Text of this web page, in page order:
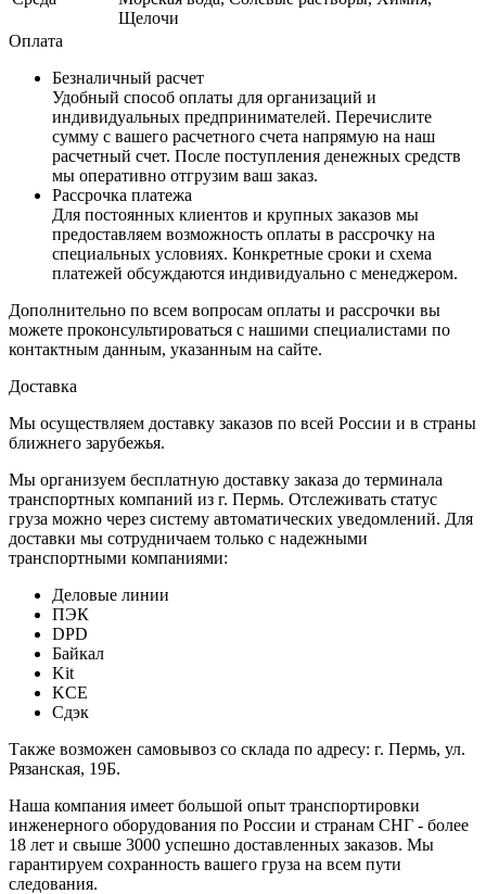
Щелочи
Оплата
Безналичный расчет
Удобный способ оплаты для организаций и
индивидуальных предпринимателей. Перечислите
сумму с вашего расчетного счета напрямую на наш
расчетный счет. После поступления денежных средств
мы оперативно отгрузим ваш заказ.
Рассрочка платежа
Для постоянных клиентов и крупных заказов мы
предоставляем возможность оплаты в рассрочку на
специальных условиях. Конкретные сроки и схема
платежей обсуждаются индивидуально с менеджером.
Дополнительно по всем вопросам оплаты и рассрочки вы
можете проконсультироваться с нашими специалистами по
контактным данным, указанным на сайте.
Доставка
Мы осуществляем доставку заказов по всей России и в страны
ближнего зарубежья.
Мы организуем бесплатную доставку заказа до терминала
транспортных компаний из г. Пермь. Отслеживать статус
груза можно через систему автоматических уведомлений. Для
доставки мы сотрудничаем только с надежными
транспортными компаниями:
Деловые линии
ПЭК
DPD
Байкал
Kit
KCE
Сдэк
Также возможен самовывоз со склада по адресу: г. Пермь, ул.
Рязанская, 19Б.
Наша компания имеет большой опыт транспортировки
инженерного оборудования по России и странам СНГ - более
18 лет и свыше 3000 успешно доставленных заказов. Мы
гарантируем сохранность вашего груза на всем пути
следования.